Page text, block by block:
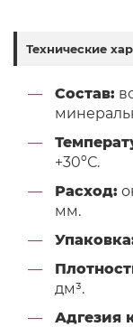
Технические
Состав:
+30ºС.
Расход:
мм.
дм³.
Адгезия